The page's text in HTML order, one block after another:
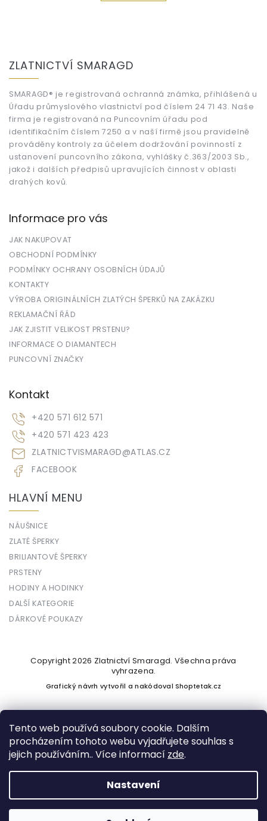
Tento web používá soubory cookie. Dalším
procházením tohoto webu vyjadřujete souhlas s
jejich používáním.. Více informací zde.
Nastavení
ZLATNICTVÍ SMARAGD
SMARAGD® je registrovaná ochranná známka, přihlášená u
Úřadu průmyslového vlastnictví pod číslem 24 71 43. Naše
firma je registrovaná na Puncovním úřadu pod
identifikačním číslem 7250 a v naší firmě jsou pravidelně
prováděny kontroly za účelem dodržování povinností z
ustanovení puncovního zákona, vyhlášky č.363/2003 Sb.,
jakož i dalších předpisů upravujících činnost v oblasti
drahých kovů.
Informace pro vás
JAK NAKUPOVAT
OBCHODNÍ PODMÍNKY
PODMÍNKY OCHRANY OSOBNÍCH ÚDAJŮ
KONTAKTY
VÝROBA ORIGINÁLNÍCH ZLATÝCH ŠPERKŮ NA ZAKÁZKU
REKLAMAČNÍ ŘÁD
JAK ZJISTIT VELIKOST PRSTENU?
INFORMACE O DIAMANTECH
PUNCOVNÍ ZNAČKY
Kontakt
ZLATNICTVISMARAGD@ATLAS.CZ
+420 571 612 571
+420 571 423 423
FACEBOOK
HLAVNÍ MENU
NÁUŠNICE
ZLATÉ ŠPERKY
BRILIANTOVÉ ŠPERKY
PRSTENY
HODINY A HODINKY
DALŠÍ KATEGORIE
DÁRKOVÉ POUKAZY
Vytvořil Shoptet
Copyright 2026 Zlatnictví Smaragd. Všechna práva
vyhrazena.
Grafický návrh vytvořil a nakódovalShoptetak.cz
Podle zákona o evidenci tržeb je prodávající povinen vystavit
kupujícímu účtenku. Zároveň je povinen zaevidovat přijatou
tržbu u správce daně online; v případě technického výpadku